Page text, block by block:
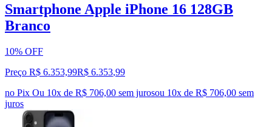
Smartphone Apple iPhone 16 128GB
Branco
10% OFF
Preço R$ 6.353,99R$ 6.353,99
no Pix Ou 10x de R$ 706,00 sem jurosou 10x de R$ 706,00 sem
juros